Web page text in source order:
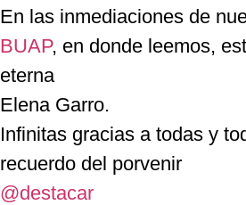
En las inmediaciones de
BUAP, en donde leemos,
eterna
Elena Garro.
Infinitas gracias a todas y
recuerdo del porvenir
@destacar